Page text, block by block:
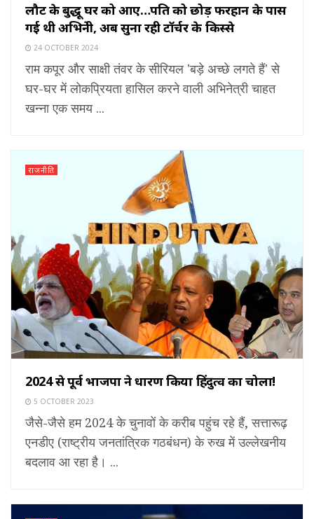
लौट के बुद्धू घर को आए…पति को छोड़ फरहान के पास
गई थी अभिनेत्री, अब सुना रही टॉर्चर के किस्से
24 OCTOBER 2024
राम कपूर और साक्षी तंवर के सीरियल 'बड़े अच्छे लगते हैं' से
घर-घर में लोकप्रियता हासिल करने वाली अभिनेत्री चाहत
खन्ना एक समय ...
राजनीति
2024 से पूर्व भाजपा ने धारण किया हिंदुत्व का चोला!
5 OCTOBER 2023
जैसे-जैसे हम 2024 के चुनावों के करीब पहुंच रहे हैं, सत्तारूढ़
एनडीए (राष्ट्रीय जनतांत्रिक गठबंधन) के रुख में उल्लेखनीय
बदलाव आ रहा है। ...